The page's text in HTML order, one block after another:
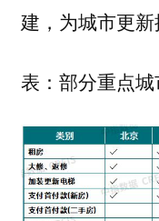
建，为城市更新
表：部分重点